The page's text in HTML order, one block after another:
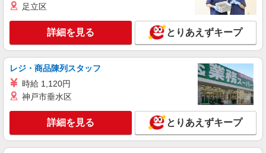
足立区
詳細を見る とりあえずキープ
レジ・商品陳列スタッフ
時給 1,120円
神戸市垂水区
詳細を見る とりあえずキープ